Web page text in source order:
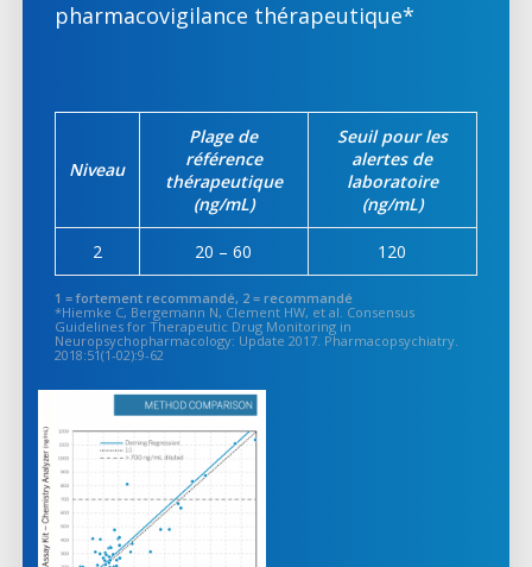
pharmacovigilance thérapeutique*
Niveau
Plage de
référence
thérapeutique
(ng/mL)
Seuil pour les
alertes de
laboratoire
(ng/mL)
2 20 – 60 120
1 = fortement recommandé, 2 = recommandé
*Hiemke C, Bergemann N, Clement HW, et al. Consensus
Guidelines for Therapeutic Drug Monitoring in
Neuropsychopharmacology: Update 2017. Pharmacopsychiatry.
2018:51(1-02):9-62